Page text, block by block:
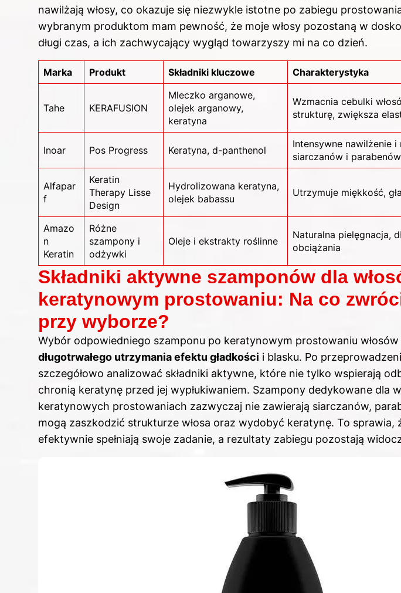
nawilżają włosy, co okazuje się niezwykle istotne po zabiegu
wybranym produktom mam pewność, że moje włosy pozostaną w
długi czas, a ich zachwycający wygląd towarzyszy mi na co dzień.
Marka Produkt Składniki kluczowe Charakterystyka
Tahe KERAFUSION
Mleczko arganowe,
olejek arganowy,
keratyna
Wzmacnia cebulki
strukturę, zwiększa
Inoar Pos Progress Keratyna, d-panthenol
Intensywne nawilżenie i
siarczanów i parabenów
Alfapar
f
Keratin
Therapy Lisse
Design
Hydrolizowana keratyna,
olejek babassu
Utrzymuje miękkość,
Amazo
n
Keratin
Różne
szampony i
odżywki
Oleje i ekstrakty roślinne
Naturalna pielęgnacja,
obciążania
Składniki aktywne szamponów dla
keratynowym prostowaniu: Na co
przy wyborze?
Wybór odpowiedniego szamponu po keratynowym prostowaniu
długotrwałego utrzymania efektu gładkości i blasku. Po
szczegółowo analizować składniki aktywne, które nie tylko wspierają
chronią keratynę przed jej wypłukiwaniem. Szampony dedykowane dla
keratynowych prostowaniach zazwyczaj nie zawierają siarczanów,
mogą zaszkodzić strukturze włosa oraz wydobyć keratynę. To sprawia,
efektywnie spełniają swoje zadanie, a rezultaty zabiegu pozostają